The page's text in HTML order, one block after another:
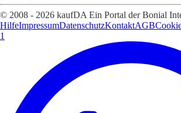
© 2008 - 2026 kaufDA Ein Portal der Bonial
HilfeImpressumDatenschutzKontaktAGB
1